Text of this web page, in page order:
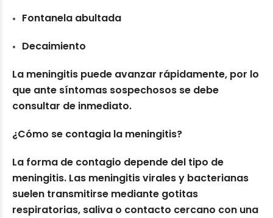
Fontanela abultada
Decaimiento
La meningitis puede avanzar rápidamente, por lo
que ante síntomas sospechosos se debe
consultar de inmediato.
¿Cómo se contagia la meningitis?
La forma de contagio depende del tipo de
meningitis. Las meningitis virales y bacterianas
suelen transmitirse mediante gotitas
respiratorias, saliva o contacto cercano con una